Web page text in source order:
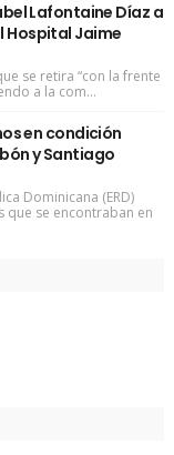
Lafontaine Díaz a
Hospital Jaime
se retira “con la frente
a la com...
en condición
y Santiago
Dominicana (ERD)
se encontraban en